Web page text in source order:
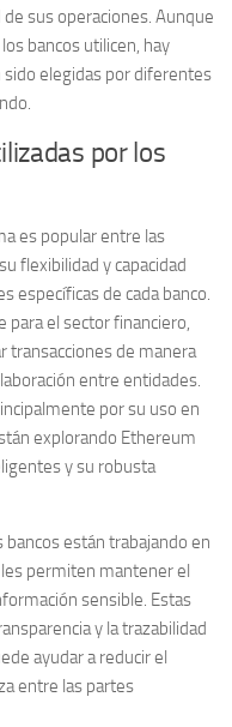
sus operaciones. Aunque
bancos utilicen, hay
sido elegidas por diferentes
por los
es popular entre las
flexibilidad y capacidad
específicas de cada banco.
para el sector financiero,
transacciones de manera
entre entidades.
por su uso en
explorando Ethereum
y su robusta
están trabajando en
permiten mantener el
sensible. Estas
y la trazabilidad
ayudar a reducir el
entre las partes